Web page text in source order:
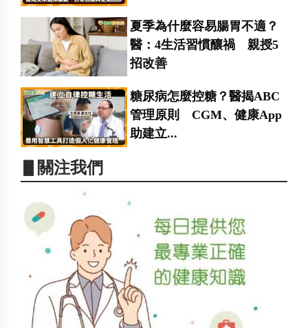
夏季為什麼容易腸胃不適？
醫：4生活習慣釀禍 親授5
招改善
糖尿病怎麼控糖？醫揭ABC
管理原則 CGM、健康App
助建立...
▋關注我們